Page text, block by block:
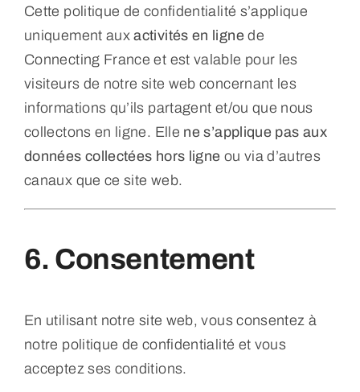
Cette politique de confidentialité s’applique
uniquement auxactivités en ligne de
Connecting France et est valable pour les
visiteurs de notre site web concernant les
informations qu’ils partagent et/ou que nous
collectons en ligne. Elle ne s’applique pas aux
données collectées hors ligne ou via d’autres
canaux que ce site web.
6. Consentement
En utilisant notre site web, vous consentez à
notre politique de confidentialité et vous
acceptez ses conditions.